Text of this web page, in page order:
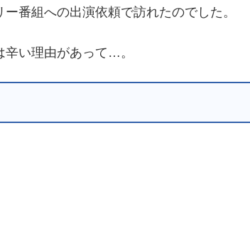
番組への出演依頼で訪れたのでした。
い理由があって…。